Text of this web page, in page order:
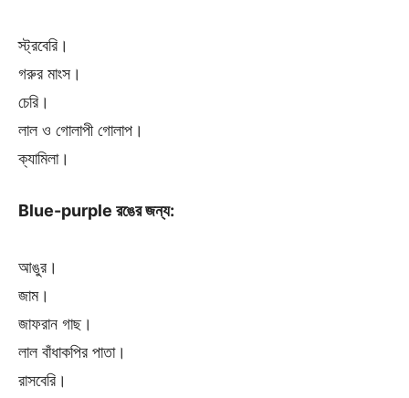
স্ট্রবেরি।
গরুর মাংস।
চেরি।
লাল ও গোলাপী গোলাপ।
ক্যামিলা।
Blue-purple রঙের জন্য:
আঙুর।
জাম।
জাফরান গাছ।
লাল বাঁধাকপির পাতা।
রাসবেরি।